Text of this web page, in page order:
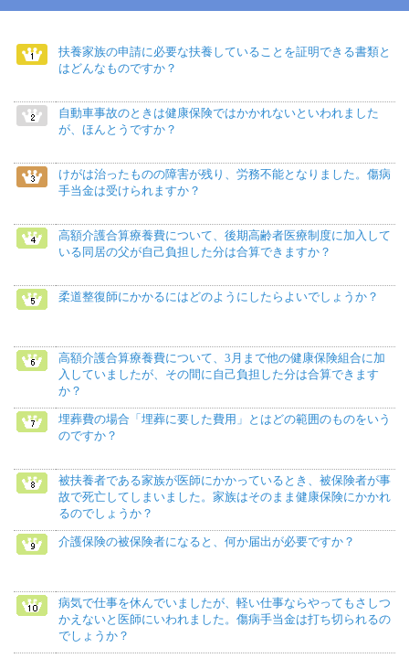
扶養家族の申請に必要な扶養していることを証明できる書類と
はどんなものですか？
自動車事故のときは健康保険ではかかれないといわれました
が、ほんとうですか？
けがは治ったものの障害が残り、労務不能となりました。傷病
手当金は受けられますか？
高額介護合算療養費について、後期高齢者医療制度に加入して
いる同居の父が自己負担した分は合算できますか？
柔道整復師にかかるにはどのようにしたらよいでしょうか？
高額介護合算療養費について、3月まで他の健康保険組合に加
入していましたが、その間に自己負担した分は合算できます
か？
埋葬費の場合「埋葬に要した費用」とはどの範囲のものをいう
のですか？
被扶養者である家族が医師にかかっているとき、被保険者が事
故で死亡してしまいました。家族はそのまま健康保険にかかれ
るのでしょうか？
介護保険の被保険者になると、何か届出が必要ですか？
病気で仕事を休んでいましたが、軽い仕事ならやってもさしつ
かえないと医師にいわれました。傷病手当金は打ち切られるの
でしょうか？